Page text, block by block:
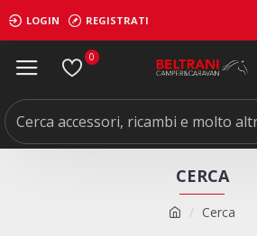
LOGIN REGISTRATI
0
Cerca
CERCA